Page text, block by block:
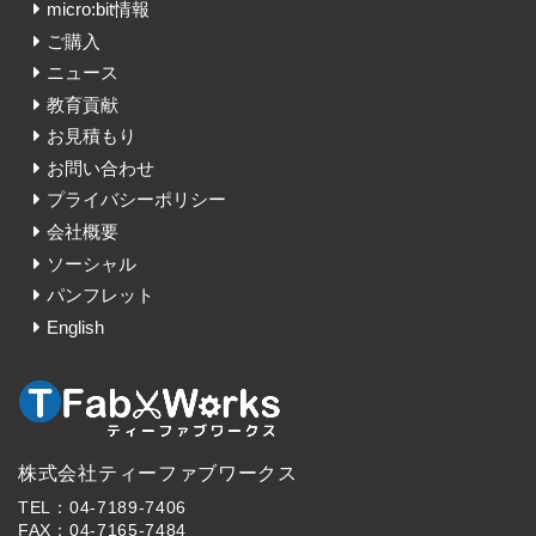
micro:bit情報
ご購入
ニュース
教育貢献
お見積もり
お問い合わせ
プライバシーポリシー
会社概要
ソーシャル
パンフレット
English
株式会社ティーファブワークス
TEL：04-7189-7406
FAX：04-7165-7484